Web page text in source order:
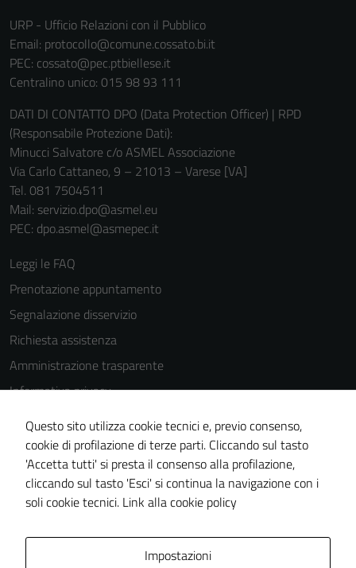
URP - Ufficio Relazioni con il Pubblico
Email: protocollo@comune.cossato.bi.it
PEC: cossato@pec.ptbiellese.it
Centralino unico: 015 98 93 111
DATI DI CONTATTO DPO (Data Protection Officer) | RPD
(Responsabile Protezione Dati):
Minucci Salvatore c/o ASMEL Associazione
Via Carlo Cattaneo, 9 – 21013 – Varese [VA]
Tel. 081 7504511
Mail: servizio.dpo@asmel.eu
PEC: dpo.asmel@asmepec.it
Leggi le FAQ
Prenotazione appuntamento
Segnalazione disservizio
Richiesta assistenza
Amministrazione trasparente
Informativa privacy
Cookie Policy
Note legali
Dichiarazione di accessibilità
Piano di miglioramento del sito
Questo sito utilizza cookie tecnici e, previo consenso,
cookie di profilazione di terze parti. Cliccando sul tasto
'Accetta tutti' si presta il consenso alla profilazione,
cliccando sul tasto 'Esci' si continua la navigazione con i
soli cookie tecnici. Link alla cookie policy
Impostazioni
del sito e non
possono
non raccolgono
personali.